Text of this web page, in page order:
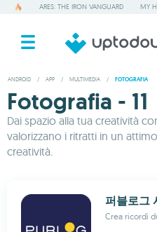
ARES: THE IRON VANGUARD MY
ANDROID / APP / MULTIMEDIA / FOTOGRAFIA
Fotografia - 11
Dai spazio alla tua creatività
valorizzano i ritratti in un
creatività.
퍼블로그
Crea ricordi